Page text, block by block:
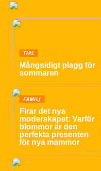
TIPS
Mångsidigt plagg för
sommaren
FAMILJ
Firar det nya
moderskapet: Varför
blommor är den
perfekta presenten
för nya mammor